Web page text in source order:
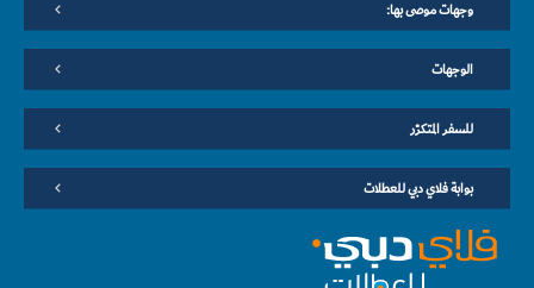
وجهات موصى بها:
الوجهات
للسفر المتكرّر
بوابة فلاي دبي للعطلات